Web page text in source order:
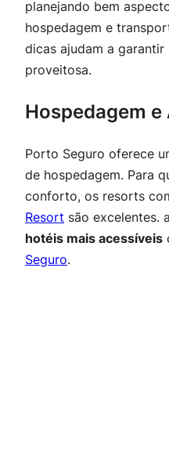
planejando bem
hospedagem e
dicas ajudam a
proveitosa.
Hospedagem
Porto Seguro oferece
de hospedagem. Para
conforto, os resorts
Resort são excelentes.
hotéis mais acessíveis
Seguro.